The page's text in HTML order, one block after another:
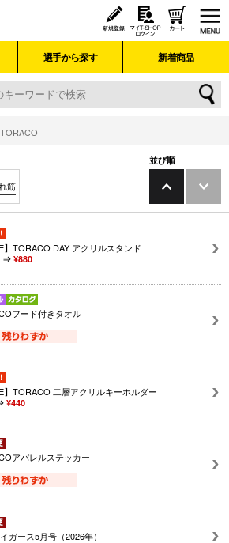
選手から探す 新着商品
TORACO
筋
並び順
】TORACO DAY アクリルスタンド
⇒ ¥880
フード付きタオル
】TORACO 二層アクリルキーホルダー
¥440
アパレルステッカー
ガース5月号（2026年）